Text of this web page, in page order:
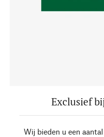
Exclusief
Wij bieden u een